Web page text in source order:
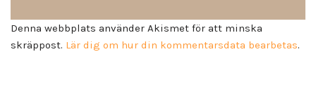
Denna webbplats använder Akismet för att minska
skräppost. Lär dig om hur din kommentarsdata bearbetas.